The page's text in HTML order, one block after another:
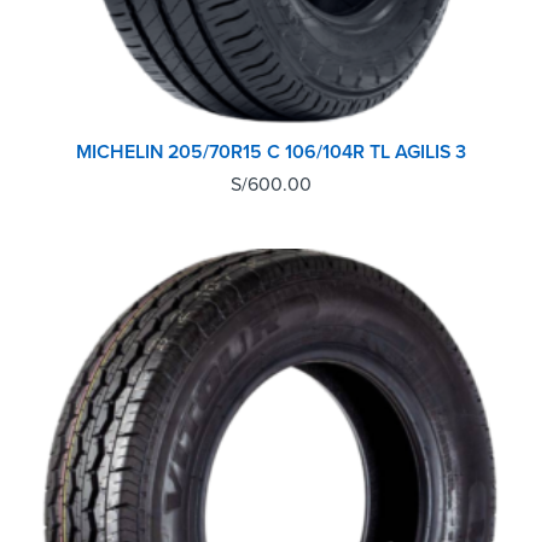
MICHELIN 205/70R15 C 106/104R TL AGILIS 3
S/600.00